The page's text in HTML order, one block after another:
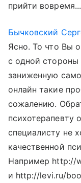
прийти вовремя...
Бычковский
Ясно. То что Вы
с одной стороны
заниженную
онлайн такие
сожалению.
психотерапевту
специалисту не
качественной
Например http://
и http://levi.ru/